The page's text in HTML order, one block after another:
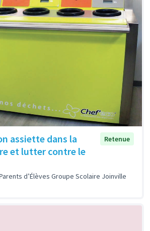
assiette dans la
et lutter contre le
Retenue
d’Élèves Groupe Scolaire Joinville